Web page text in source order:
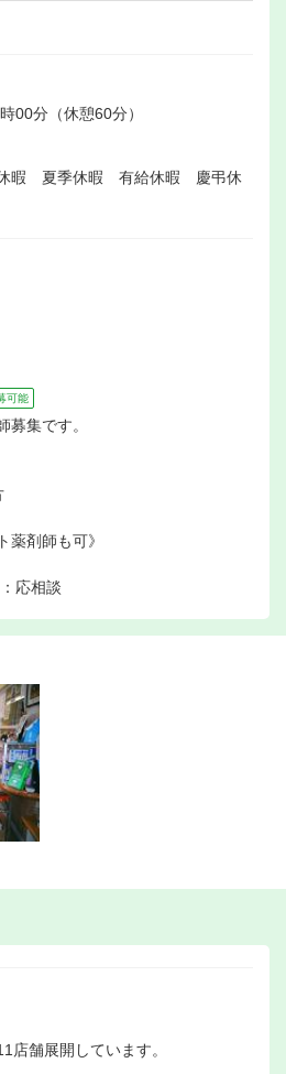
00分（休憩60分）
暇 夏季休暇 有給休暇 慶弔休
可能
募集です。
薬剤師も可》
応相談
店舗展開しています。